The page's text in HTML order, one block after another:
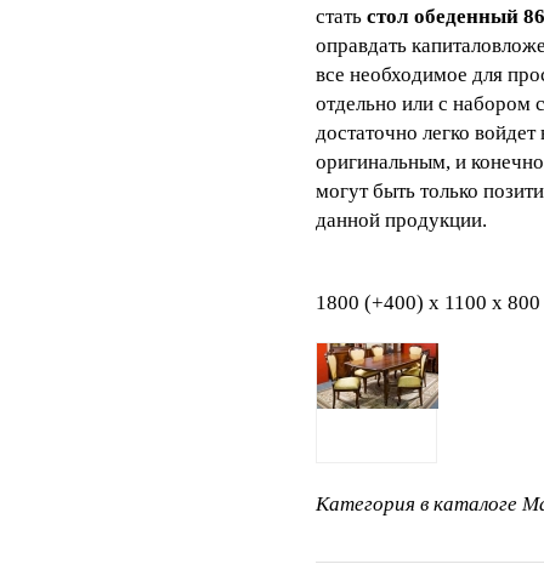
стать стол обеденный
оправдать
все необходимое для
отдельно или с набором
достаточно легко
оригинальным, и
могут быть только
данной продукции.
1800 (+400) х 1100 х
Категория в каталоге